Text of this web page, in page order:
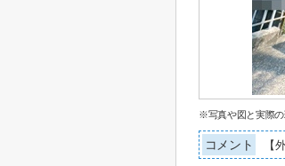
※写真や図と実際の
コメント 【